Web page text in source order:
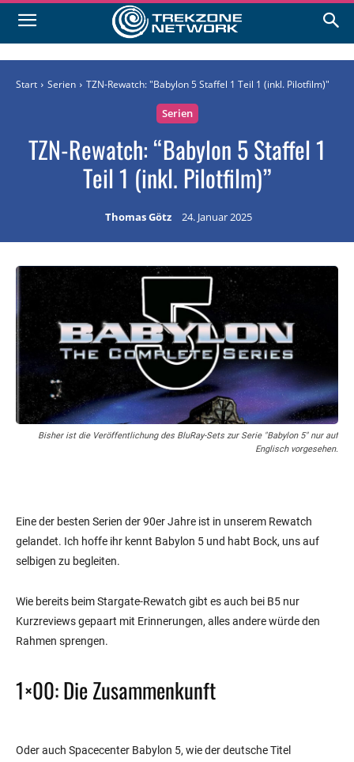
Start Serien TZN-Rewatch: "Babylon 5 Staffel 1 Teil 1 (inkl. Pilotfilm)"
Serien
TZN-Rewatch: “Babylon 5 Staffel 1
Teil 1 (inkl. Pilotfilm)”
Thomas Götz 24. Januar 2025
Bisher ist die Veröffentlichung des BluRay-Sets zur Serie "Babylon 5" nur auf
Englisch vorgesehen.
Eine der besten Serien der 90er Jahre ist in unserem Rewatch
gelandet. Ich hoffe ihr kennt Babylon 5 und habt Bock, uns auf
selbigen zu begleiten.
Wie bereits beim Stargate-Rewatch gibt es auch bei B5 nur
Kurzreviews gepaart mit Erinnerungen, alles andere würde den
Rahmen sprengen.
1×00: Die Zusammenkunft
Oder auch Spacecenter Babylon 5, wie der deutsche Titel